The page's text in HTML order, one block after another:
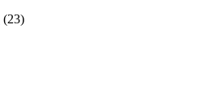
(23)